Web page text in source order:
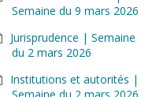
Semaine du 9 mars 2026
Jurisprudence | Semaine
du 2 mars 2026
Institutions et autorités |